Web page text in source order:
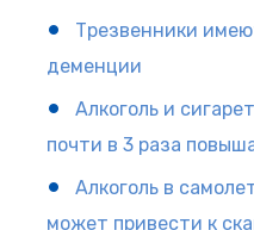
Трезвенники
деменции
Алкоголь и
почти в 3 раза
Алкоголь в
может привести к